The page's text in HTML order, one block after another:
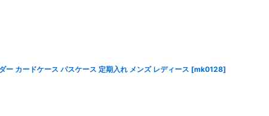
ー カードケース パスケース 定期入れ メンズ レディース [mk0128]